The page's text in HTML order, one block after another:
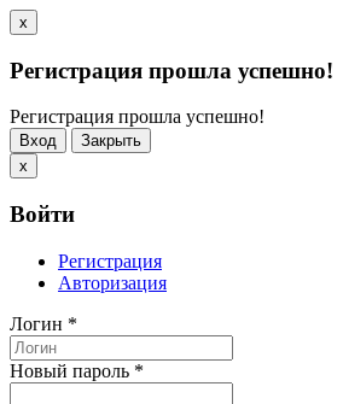
x
Регистрация прошла успешно!
Регистрация прошла успешно!
Вход
Закрыть
x
Войти
Регистрация
Авторизация
Логин *
Новый пароль *